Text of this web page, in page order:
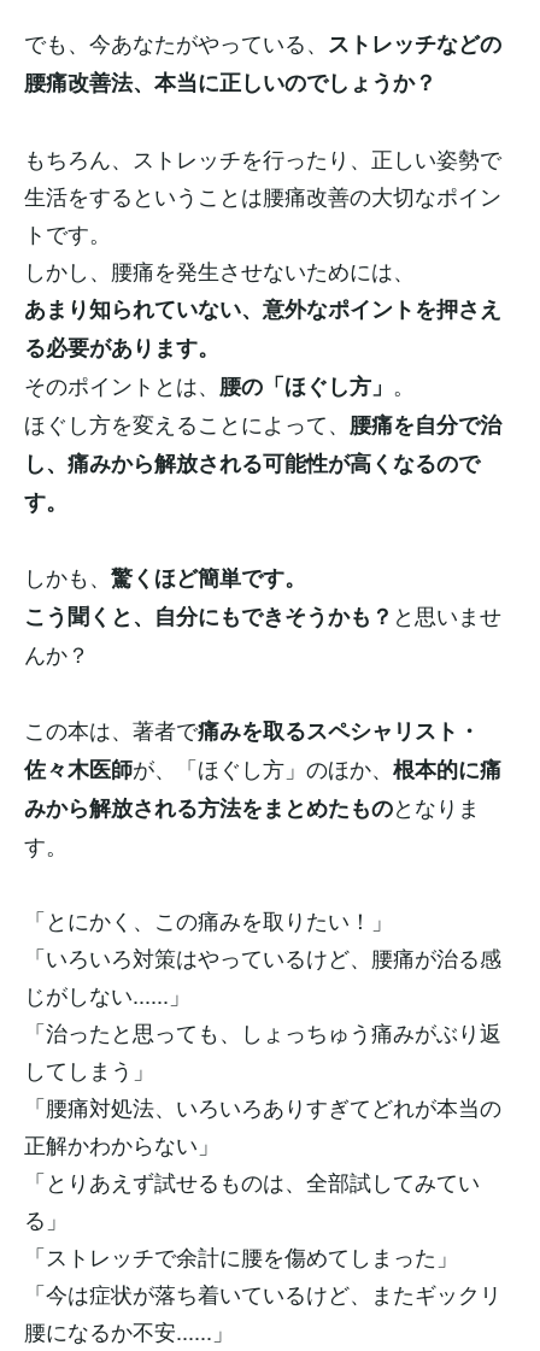
でも、今あなたがやっている、 ストレッチなどの
腰痛改善法、本当に正しいのでしょうか？
もちろん、ストレッチを行ったり、正しい姿勢で
生活をするということは腰痛改善の大切なポイン
トです。
しかし、腰痛を発生させないためには、
あまり知られていない、意外なポイントを押さえ
る必要があります。
そのポイントとは、 腰の「ほぐし方」 。
ほぐし方を変えることによって、 腰痛を自分で治
し、痛みから解放される可能性が高くなるので
す。
しかも、 驚くほど簡単です。
こう聞くと、自分にもできそうかも？ と思いませ
んか？
この本は、著者で痛みを取るスペシャリスト・
佐々木医師が、「ほぐし方」のほか、 根本的に痛
みから解放される方法をまとめたものとなりま
す。
「とにかく、この痛みを取りたい！」
「いろいろ対策はやっているけど、腰痛が治る感
じがしない......」
「治ったと思っても、しょっちゅう痛みがぶり返
してしまう」
「腰痛対処法、いろいろありすぎてどれが本当の
正解かわからない」
「とりあえず試せるものは、全部試してみてい
る」
「ストレッチで余計に腰を傷めてしまった」
「今は症状が落ち着いているけど、またギックリ
腰になるか不安......」